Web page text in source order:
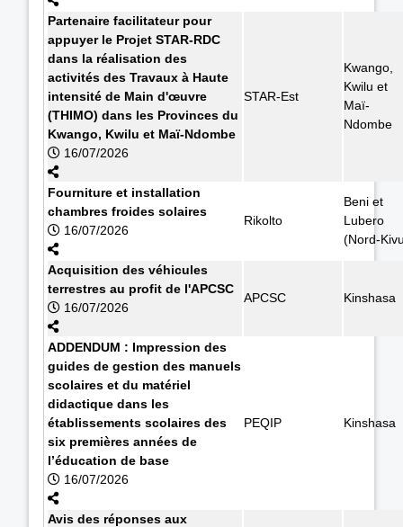
Partenaire facilitateur pour
appuyer le Projet STAR-RDC
dans la réalisation des
activités des Travaux à Haute
intensité de Main d'œuvre
(THIMO) dans les Provinces du
Kwango, Kwilu et Maï-Ndombe
16/07/2026
STAR-Est
Kwango,
Kwilu et
Maï-
Ndombe
Fourniture et installation
chambres froides solaires
16/07/2026
Rikolto
Beni et
Lubero
(Nord-
Acquisition des véhicules
terrestres au profit de l'APCSC
16/07/2026
APCSC Kinshasa
ADDENDUM : Impression des
guides de gestion des manuels
scolaires et du matériel
didactique dans les
établissements scolaires des
six premières années de
l’éducation de base
16/07/2026
PEQIP Kinshasa
Avis des réponses aux